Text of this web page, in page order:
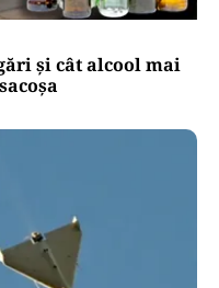
și cât alcool mai